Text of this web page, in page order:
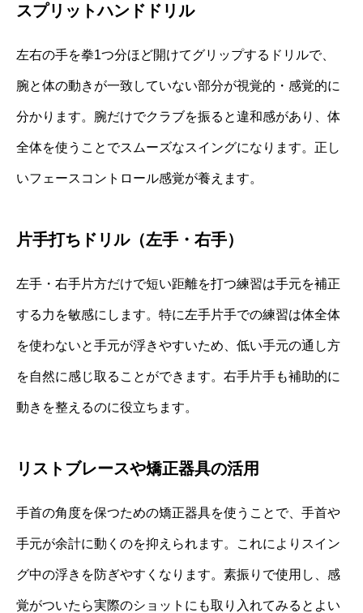
スプリットハンドドリル
左右の手を拳1つ分ほど開けてグリップするドリルで、
腕と体の動きが一致していない部分が視覚的・感覚的に
分かります。腕だけでクラブを振ると違和感があり、体
全体を使うことでスムーズなスイングになります。正し
いフェースコントロール感覚が養えます。
片手打ちドリル（左手・右手）
左手・右手片方だけで短い距離を打つ練習は手元を補正
する力を敏感にします。特に左手片手での練習は体全体
を使わないと手元が浮きやすいため、低い手元の通し方
を自然に感じ取ることができます。右手片手も補助的に
動きを整えるのに役立ちます。
リストブレースや矯正器具の活用
手首の角度を保つための矯正器具を使うことで、手首や
手元が余計に動くのを抑えられます。これによりスイン
グ中の浮きを防ぎやすくなります。素振りで使用し、感
覚がついたら実際のショットにも取り入れてみるとよい